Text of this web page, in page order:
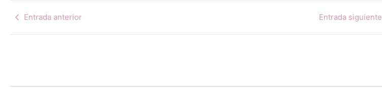
Entrada anterior Entrada siguiente